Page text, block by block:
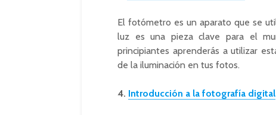
El fotómetro es un aparato que se
luz es una pieza clave para el
principiantes aprenderás a utilizar
de la iluminación en tus fotos.
4. Introducción a la fotografía digital